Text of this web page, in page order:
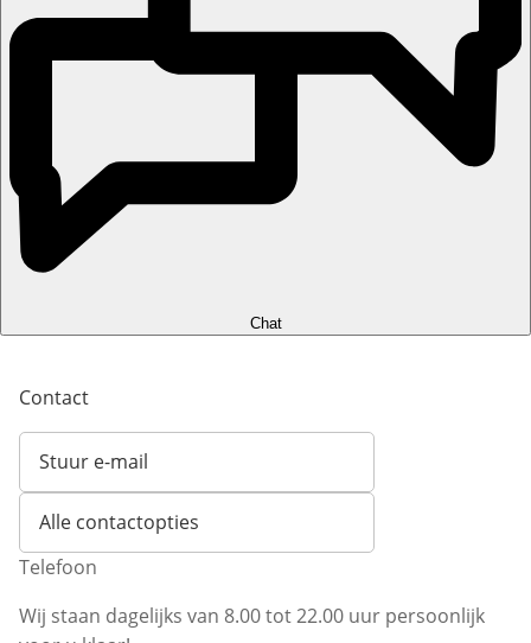
Chat
Contact
Stuur e-mail
Opent e-mailclient
Alle contactopties
Telefoon
Wij staan dagelijks van 8.00 tot 22.00 uur persoonlijk